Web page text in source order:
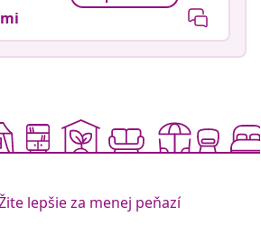
lepšie za menej peňazí